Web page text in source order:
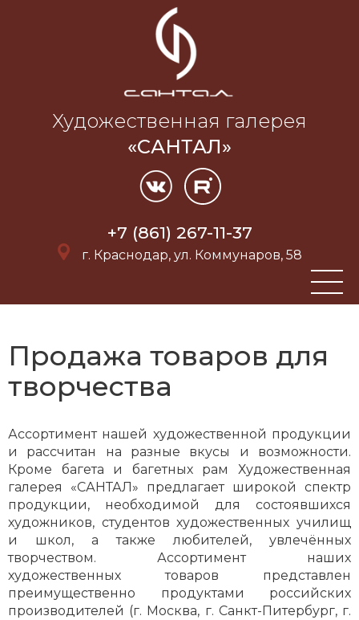
Художественная галерея
«САНТАЛ»
+7 (861) 267-11-37
г. Краснодар, ул. Коммунаров, 58
Продажа товаров для
творчества
Ассортимент нашей художественной продукции
и рассчитан на разные вкусы и возможности.
Кроме багета и багетных рам Художественная
галерея «САНТАЛ» предлагает широкой спектр
продукции, необходимой для состоявшихся
художников, студентов художественных училищ
и школ, а также любителей, увлечённых
творчеством. Ассортимент наших
художественных товаров представлен
преимущественно продуктами российских
производителей (г. Москва, г. Санкт-Питербург, г.